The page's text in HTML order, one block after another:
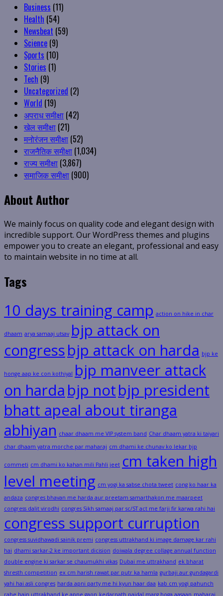
Business (11)
Health (54)
Newsbeat (59)
Science (9)
Sports (10)
Stories (1)
Tech (9)
Uncategorized (2)
World (19)
अपराध समीक्षा (42)
खेल समीक्षा (21)
मनोरंजन समीक्षा (52)
राजनैतिक समीक्षा (1,034)
राज्य समीक्षा (3,867)
समाजिक समीक्षा (900)
About Author
We mainly focus on quality code and elegant design with
incredible support. Our WordPress themes and plugins
empower you to create an elegant, professional and easy
to maintain website in no time at all.
Tags
10 days training camp action on hike in char
dhaam arya samaaj utsav bjp attack on
congressbjp attack on harda bjp ke
honge aap ke con kothiyal bjp manveer attack
on harda bjp notbjp president
bhatt apeal about tiranga
abhiyan chaar dhaam me VIP system band Char dhaam yatra ki taiyari
char dhaam yatra morche par maharaj cm dhami ke chunav ko lekar bjp
commeti cm dhami ko kahan mili Pahli jeet cm taken high
level meeting cm yogi ka sabse chota tweet cong ko haar ka
andaza congres bhavan me harda aur preetam samarthakon me maarpeet
congress dalit virodhi congres Sikh samaaj par sc/ST act me farji fir karwa rahi hai
congress support curruption
congress suvidhawadi sainik premi congress uttrakhand ki image damage kar rahi
hai dhami sarkar-2 ke important dicision doiwala degree collage annual function
double engine ki sarkar se chaumukhi vikas Dubai me uttrakhand ek bharat
shresth competition ex cm harish rawat par putr ka hamla gurbaji aur gundagardi
yahi hai asli congres harda apni party me hi kyun haar daa kab cm yogi pahunch
rahe hain uttrakhand ke apne gaon kedarnath paidal marg hoga aasaan maharaj